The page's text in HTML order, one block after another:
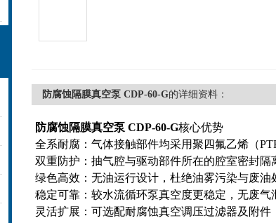
防腐蚀隔膜真空泵 CDP-60-G的详细资料：
防腐蚀隔膜真空泵 CDP-60-G核心优势
全系耐腐：气体接触部件均采用聚四氟乙烯（
双重防护：抽气腔与驱动部件所在的腔室密封
绿色高效：无油运行设计，杜绝油雾污染与废
稳定可靠：较水流循环泵真空度更稳定，无废气
灵活扩展：可选配耐腐蚀真空调压过滤器及附